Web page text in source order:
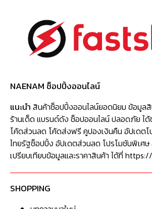
NAENAM ช็อปปิ้งออนไลน์
แนะนำ สินค้าช็อปปิ้งออนไลน์ยอดนิยม ข้อมูล
ร้านเด็ด แบรนด์ดัง ช็อปออนไลน์ ปลอดภัย ไ
โค้ดส่วนลด โค้ดส่งฟรี คูปองเงินคืน อัปเดตโ
ไทยรัฐช็อปปิ้ง อัปเดตส่วนลด โปรโมชันพิเศ
เปรียบเทียบข้อมูลและราคาสินค้า ได้ที่
SHOPPING